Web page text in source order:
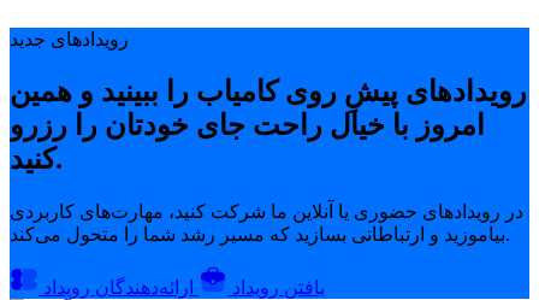
رویدادهای جدید
رویدادهای پیشِ روی کامیاب را ببینید و همین
امروز با خیال راحت جای خودتان را رزرو
کنید.
در رویدادهای حضوری یا آنلاین ما شرکت کنید، مهارت‌های کاربردی
بیاموزید و ارتباطاتی بسازید که مسیر رشد شما را متحول می‌کند.
یافتن رویداد ارائه‌دهندگان رویداد